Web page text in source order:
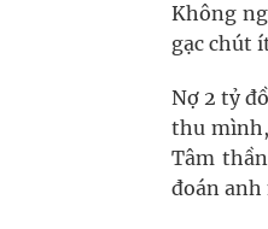
Không
gạc chút
Nợ 2 tỷ
thu
Tâm
đoán anh